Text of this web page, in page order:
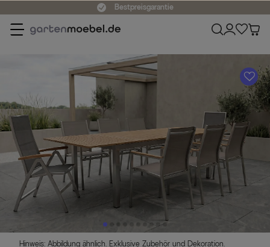
Bestpreisgarantie
A
Hinweis: Abbildung ähnlich. Exklusive Zubehör und Dekoration.